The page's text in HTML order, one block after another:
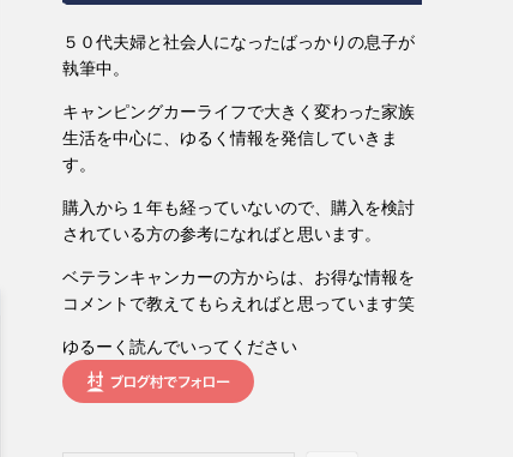
５０代夫婦と社会人になったばっかりの息子が
執筆中。
キャンピングカーライフで大きく変わった家族
生活を中心に、ゆるく情報を発信していきま
す。
購入から１年も経っていないので、購入を検討
されている方の参考になればと思います。
ベテランキャンカーの方からは、お得な情報を
コメントで教えてもらえればと思っています笑
ゆるーく読んでいってください